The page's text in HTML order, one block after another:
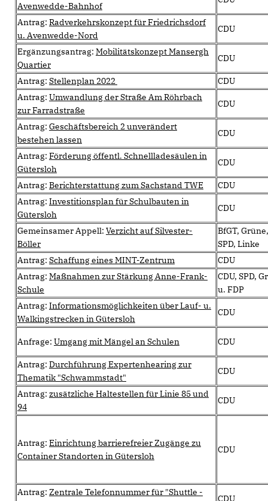
Avenwedde-Bahnhof
Antrag: Radverkehrskonzept für Friedrichsdorf
u. Avenwedde-Nord
CDU
Ergänzungsantrag: Mobilitätskonzept Mansergh
Quartier
CDU
Antrag: Stellenplan 2022
CDU
Antrag: Umwandlung der Straße Am Röhrbach
zur Farradstraße
CDU
Antrag: Geschäftsbereich 2 unverändert
bestehen lassen
CDU
Antrag: Förderung öffentl. Schnellladesäulen in
Gütersloh
CDU
Antrag: Berichterstattung zum Sachstand TWE
CDU
Antrag: Investitionsplan für Schulbauten in
Gütersloh
CDU
Gemeinsamer Appell: Verzicht auf Silvester-
Böller
BfGT,
SPD, Linke
Antrag: Schaffung eines MINT-Zentrum
CDU
Antrag: Maßnahmen zur Stärkung Anne-Frank-
Schule
CDU, SPD,
u. FDP
Antrag: Informationsmöglichkeiten über Lauf- u.
Walkingstrecken in Gütersloh
CDU
Anfrage: Umgang mit Mängel an Schulen CDU
Antrag: Durchführung Expertenhearing zur
Thematik "Schwammstadt"
CDU
Antrag: zusätzliche Haltestellen für Linie 85 und
94
CDU
Antrag: Einrichtung barrierefreier Zugänge zu
Container Standorten in Gütersloh
CDU
Antrag: Zentrale Telefonnummer für "Shuttle -
CDU